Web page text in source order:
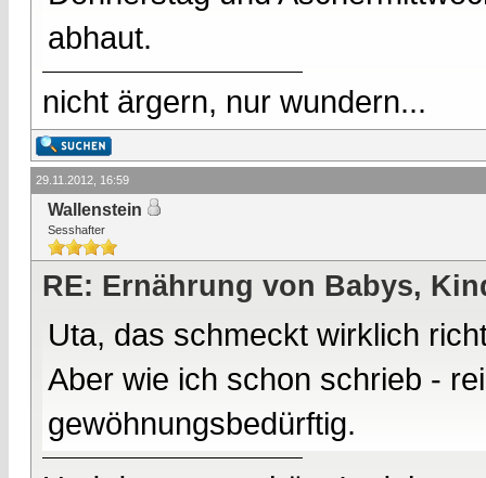
abhaut.
nicht ärgern, nur wundern...
29.11.2012, 16:59
Wallenstein
Sesshafter
RE: Ernährung von Babys,
Uta, das schmeckt wirklich
Aber wie ich schon schrieb -
gewöhnungsbedürftig.